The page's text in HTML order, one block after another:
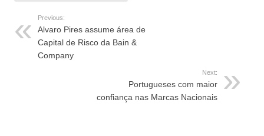
Previous:
Alvaro Pires assume área de
Capital de Risco da Bain &
Company
Next:
Portugueses com maior
confiança nas Marcas Nacionais